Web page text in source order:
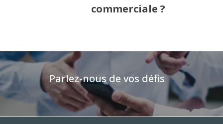
commerciale ?
Parlez-nous de vos défis